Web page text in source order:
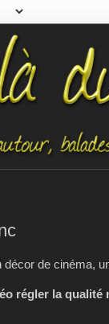
de cinéma,
régler la qualité